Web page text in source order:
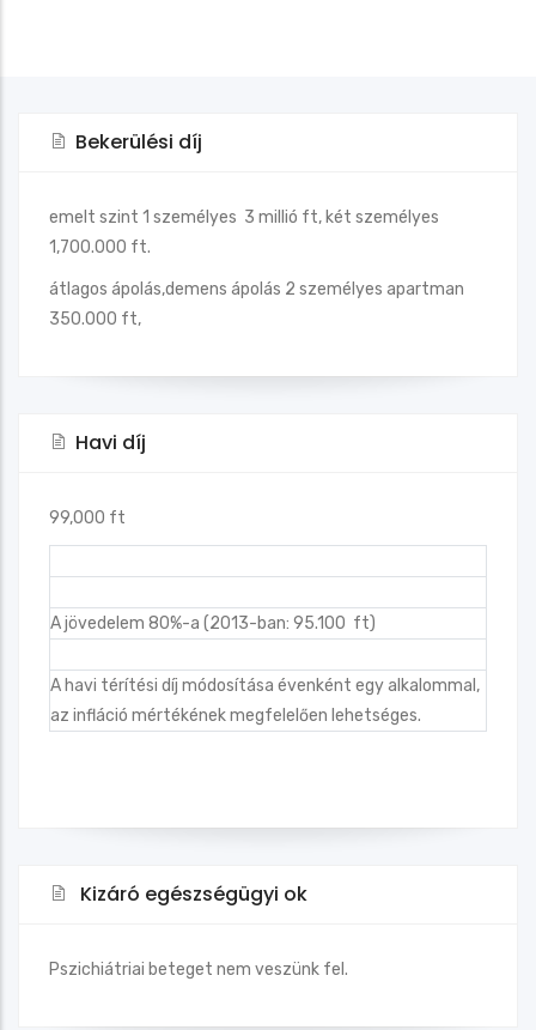
Bekerülési díj
emelt szint 1 személyes 3 millió ft, két személyes
1,700.000 ft.
átlagos ápolás,demens ápolás 2 személyes apartman
350.000 ft,
Havi díj
99,000 ft
A jövedelem 80%-a (2013-ban: 95.100 ft)
A havi térítési díj módosítása évenként egy alkalommal,
az infláció mértékének megfelelően lehetséges.
Kizáró egészségügyi ok
Pszichiátriai beteget nem veszünk fel.